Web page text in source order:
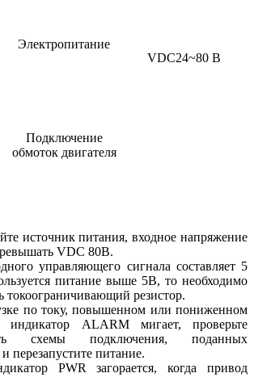
Электропитание
VDC24~80 В
Подключение
обмоток двигателя
источник питания, входное напряжение
VDС 80В.
управляющего сигнала составляет 5
питание выше 5В, то необходимо
токоограничивающий резистор.
по току, повышенном или пониженном
индикатор ALARM мигает, проверьте
схемы подключения, поданных
перезапустите питание.
PWR загорается, когда привод